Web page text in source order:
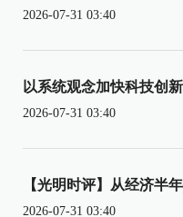
2026-07-31 03:40
以系统观念加快科技创
2026-07-31 03:40
【光明时评】从经济半
2026-07-31 03:40